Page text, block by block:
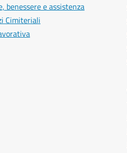
benessere e assistenza
Cimiteriali